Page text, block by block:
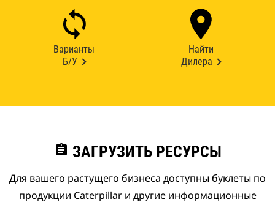
Варианты
Б/У
Найти
Дилера
assignment ЗАГРУЗИТЬ РЕСУРСЫ
Для вашего растущего бизнеса доступны буклеты по
продукции Caterpillar и другие информационные